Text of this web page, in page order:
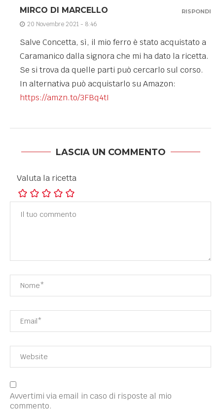
MIRCO DI MARCELLO
20 Novembre 2021 - 8:46
Salve Concetta, sì, il mio ferro è stato acquistato a
Caramanico dalla signora che mi ha dato la ricetta.
Se si trova da quelle parti può cercarlo sul corso.
In alternativa può acquistarlo su Amazon:
https://amzn.to/3FBq4tI
RISPONDI
LASCIA UN COMMENTO
Valuta la ricetta
Avvertimi via email in caso di risposte al mio
commento.